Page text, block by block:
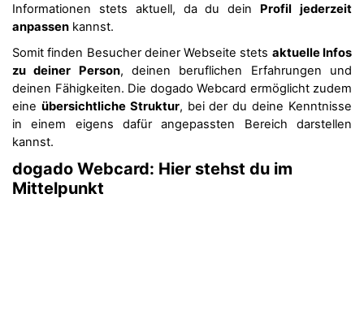
Informationen stets aktuell, da du dein Profil jederzeit
anpassen kannst.
Somit finden Besucher deiner Webseite stets aktuelle Infos
zu deiner Person, deinen beruflichen Erfahrungen und
deinen Fähigkeiten. Die dogado Webcard ermöglicht zudem
eine übersichtliche Struktur, bei der du deine Kenntnisse
in einem eigens dafür angepassten Bereich darstellen
kannst.
dogado Webcard: Hier stehst du im
Mittelpunkt